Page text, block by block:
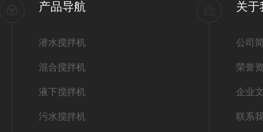
产品导航
潜水搅拌机
混合搅拌机
液下搅拌机
污水搅拌机
关于
公司
荣誉
企业
联系